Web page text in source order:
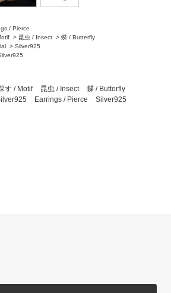
/ Pierce
> 昆虫 / Insect > 蝶 / Butterfly
> Silver925
す / Motif 昆虫 / Insect
蝶 / Butterfly
Earrings / Pierce Silver925